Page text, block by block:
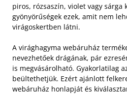
piros, rózsaszín, violet vagy sárga
gyönyörűségek ezek, amit nem
virágoskertben látni.
A virághagyma webáruház
nevezhetőek drágának, pár
is megvásárolható. Gyakorlatilag
beültethetjük. Ezért ajánlott
webáruház honlapját és